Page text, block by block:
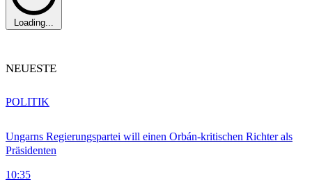
Loading...
NEUESTE
Ungarns Regierungspartei will einen Orbán-kritischen Richter als
Präsidenten
10:35
POLITIK